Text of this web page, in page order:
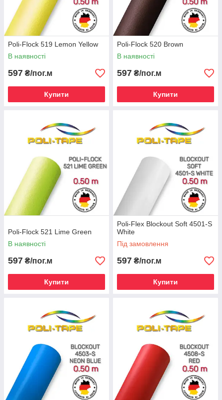
Poli-Flock 519 Lemon Yellow
В наявності
597 ₴/пог.м
Купити
Poli-Flock 520 Brown
В наявності
597 ₴/пог.м
Купити
Poli-Flock 521 Lime Green
В наявності
597 ₴/пог.м
Купити
Poli-Flex Blockout Soft 4501-S
White
Під замовлення
597 ₴/пог.м
Купити